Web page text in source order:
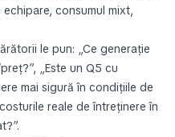
consumul mixt,
le pun: „Ce generație
„Este un Q5 cu
mai sigură în condițiile de
reale de întreținere în